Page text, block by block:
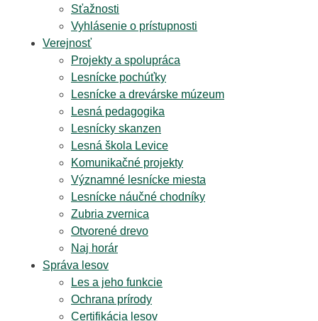
Sťažnosti
Vyhlásenie o prístupnosti
Verejnosť
Projekty a spolupráca
Lesnícke pochúťky
Lesnícke a drevárske múzeum
Lesná pedagogika
Lesnícky skanzen
Lesná škola Levice
Komunikačné projekty
Významné lesnícke miesta
Lesnícke náučné chodníky
Zubria zvernica
Otvorené drevo
Naj horár
Správa lesov
Les a jeho funkcie
Ochrana prírody
Certifikácia lesov